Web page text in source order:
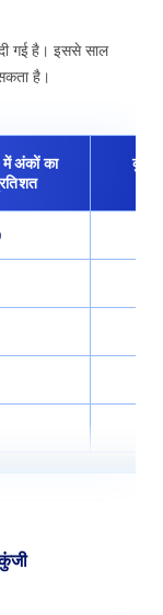
गई है। इससे साल
है।
में अंकों का
कुल